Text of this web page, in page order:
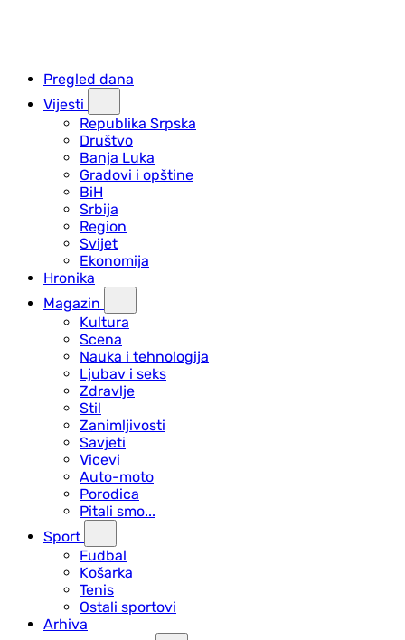
Pregled dana
Vijesti
Republika Srpska
Društvo
Banja Luka
Gradovi i opštine
BiH
Srbija
Region
Svijet
Ekonomija
Hronika
Magazin
Kultura
Scena
Nauka i tehnologija
Ljubav i seks
Zdravlje
Stil
Zanimljivosti
Savjeti
Vicevi
Auto-moto
Porodica
Pitali smo...
Sport
Fudbal
Košarka
Tenis
Ostali sportovi
Arhiva